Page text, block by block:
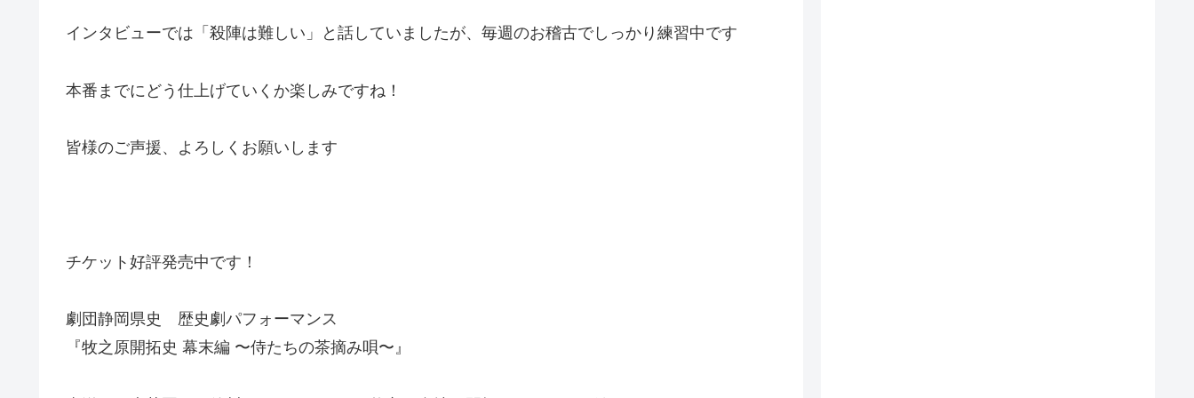
インタビューでは「殺陣は難しい」と話していましたが、毎週のお稽古でしっかり練習中です
本番までにどう仕上げていくか楽しみですね！
皆様のご声援、よろしくお願いします
チケット好評発売中です！
劇団静岡県史 歴史劇パフォーマンス
『牧之原開拓史 幕末編 〜侍たちの茶摘み唄〜』